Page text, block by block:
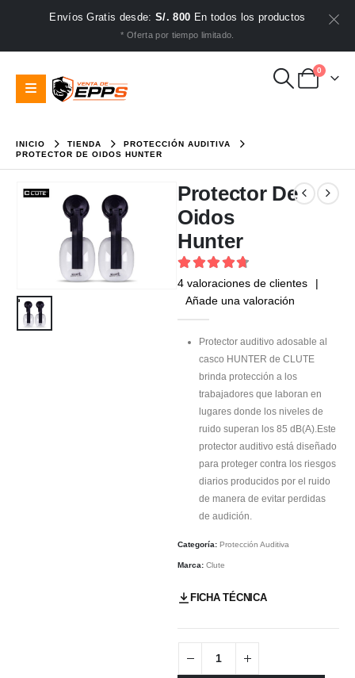
Envíos Gratis desde:S/. 800 En todos los productos
* Oferta por tiempo limitado.
0
INICIO TIENDA
PROTECCIÓN AUDITIVA
PROTECTOR DE OIDOS HUNTER
Protector De
Oidos
Hunter
4.75out of 5
4 valoraciones de clientes
|
Añade una valoración
Protector auditivo adosable al
casco HUNTER de CLUTE
brinda protección a los
trabajadores que laboran en
lugares donde los niveles de
ruido superan los 85 dB(A).Este
protector auditivo está diseñado
para proteger contra los riesgos
diarios producidos por el ruido
de manera de evitar perdidas
de audición.
Categoría: Protección Auditiva
Marca: Clute
FICHA TÉCNICA